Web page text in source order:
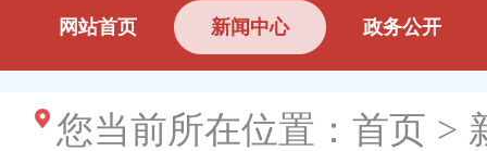
网站首页 新闻中心 政务公开
您当前所在位置： 首页 >